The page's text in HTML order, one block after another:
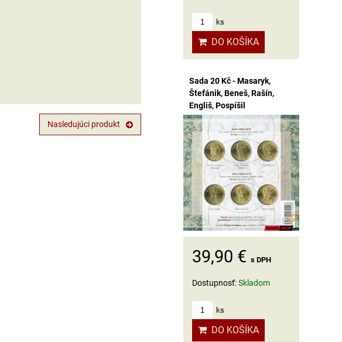
Nasledujúci produkt
ks
DO KOŠÍKA
Sada 20 Kč - Masaryk,
Štefánik, Beneš, Rašín,
Engliš, Pospíšil
39,90 € s DPH
Dostupnosť:Skladom
ks
DO KOŠÍKA